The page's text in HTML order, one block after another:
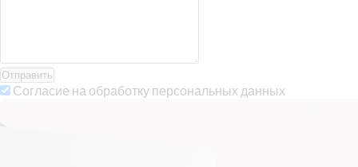
Отправить
Согласие на обработку персональных данных